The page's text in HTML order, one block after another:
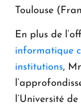
Toulouse
En plus de
informatique
institutions,
l’Université